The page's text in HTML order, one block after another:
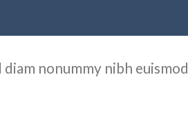
nonummy nibh euismod